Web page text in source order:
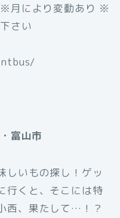
※月により変動あり ※
さい
富山市
しいもの探し！ゲッ
行くと、そこには特
西、果たして…！？